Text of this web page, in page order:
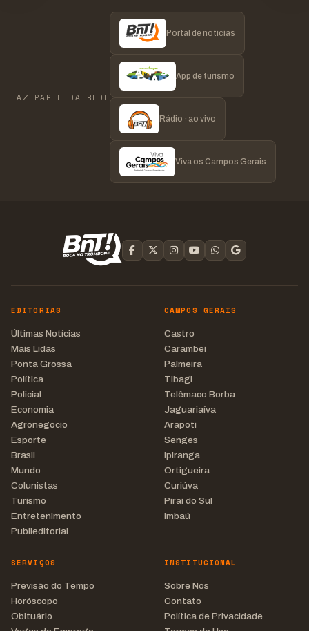
FAZ PARTE DA REDE
Portal de notícias
App de turismo
Rádio · ao vivo
Viva os Campos Gerais
EDITORIAS
Últimas Notícias
Mais Lidas
Ponta Grossa
Política
Policial
Economia
Agronegócio
Esporte
Brasil
Mundo
Colunistas
Turismo
Entretenimento
Publieditorial
CAMPOS GERAIS
Castro
Carambeí
Palmeira
Tibagi
Telêmaco Borba
Jaguariaíva
Arapoti
Sengés
Ipiranga
Ortigueira
Curiúva
Piraí do Sul
Imbaú
SERVIÇOS
Previsão do Tempo
Horóscopo
Obituário
INSTITUCIONAL
Sobre Nós
Contato
Política de Privacidade